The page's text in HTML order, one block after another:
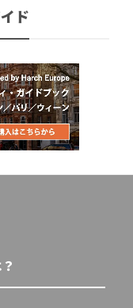
ド